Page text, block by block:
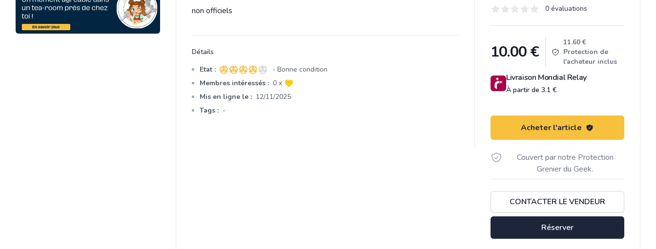
Évaluations
0 sur 5 étoiles 0 évaluations
10.00€
11.60 €
Protection de
l'acheteur inclus
Livraison Mondial Relay
À partir de 3.1 €
Acheter l'article
Couvert par notre Protection
Grenier du Geek.
CONTACTER LE VENDEUR
Réserver
Description
non officiels
Détails
Etat : 4 sur 5 étoiles
- Bonne condition
Membres intéressés : 0 x
Mis en ligne le : 12/11/2025
Tags : -